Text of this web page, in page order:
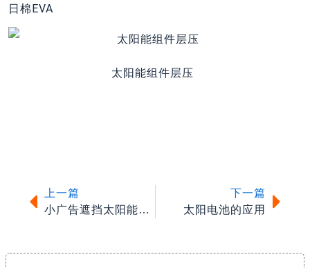
日棉EVA
太阳能组件层压
上一篇
小广告遮挡太阳能电池板 大量共享单车变“僵尸车”
下一篇
太阳电池的应用